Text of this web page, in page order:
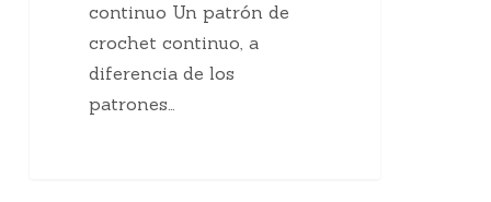
continuo Un patrón de
crochet continuo, a
diferencia de los
patrones…